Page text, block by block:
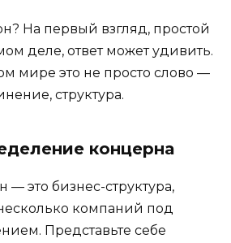
На первый взгляд, простой
деле, ответ может удивить.
мире это не просто слово —
структура.
концерна
— это бизнес-структура,
компаний под
Представьте себе